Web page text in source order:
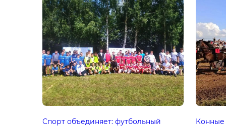
Спорт объединяет: футбольный
Конные